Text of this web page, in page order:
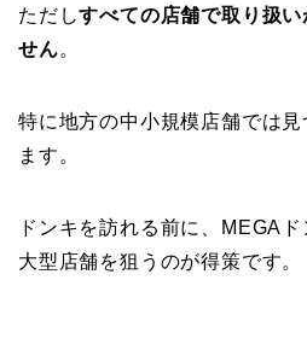
ただしすべての店舗で取り扱
せん。
特に地方の中小規模店舗では見
ます。
ドンキを訪れる前に、MEGA
大型店舗を狙うのが得策です。